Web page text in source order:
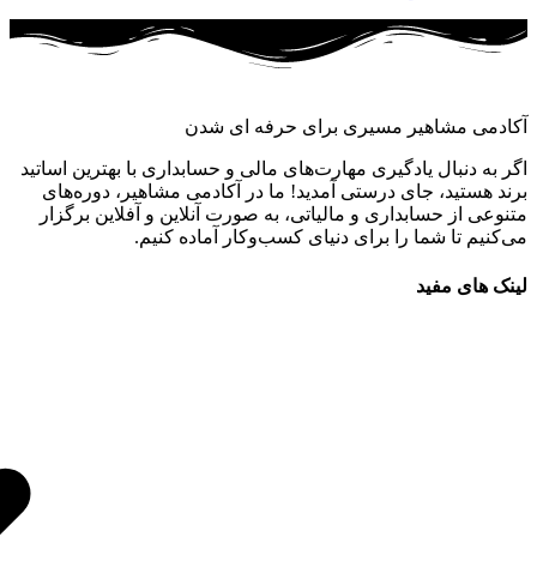
آکادمی مشاهیر مسیری برای حرفه ای شدن
اگر به دنبال یادگیری مهارت‌های مالی و حسابداری با بهترین اساتید
برند هستید، جای درستی آمدید! ما در آکادمی مشاهیر، دوره‌های
متنوعی از حسابداری و مالیاتی، به صورت آنلاین و آفلاین برگزار
می‌کنیم تا شما را برای دنیای کسب‌وکار آماده کنیم.
لینک های مفید